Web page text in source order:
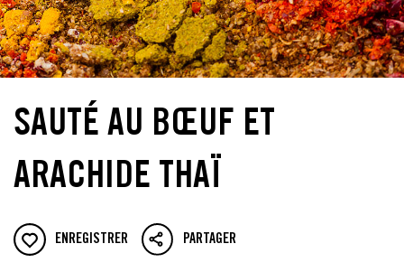
SAUTÉ AU BŒUF ET
ARACHIDE THAÏ
ENREGISTRER PARTAGER